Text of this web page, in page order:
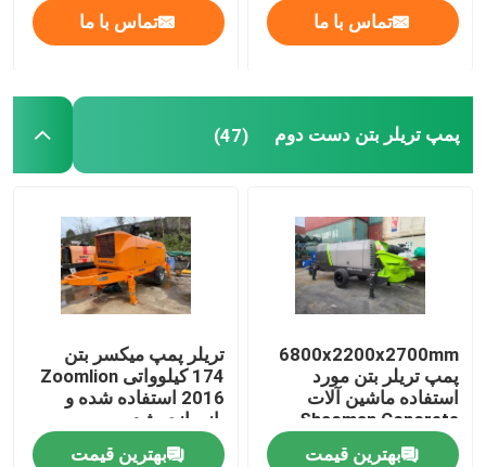
پمپ خط بتن استفاده شده
تاور کرین مستعمل
جرثقیل سوار کامیون بازسازی شده
کامیون های میکسر بتن بازسازی شده
پمپ تریلر بتن مرمت شده
کامیون پمپ بتن بازسازی شده
تماس با ما تماس با ما
پمپ تریلر بتن دست دوم (47)
6800x2200x2700mm
پمپ تریلر بتن مورد
استفاده ماشین آلات
Shacman Concrete
Refurbished
بهترین قیمت
تریلر پمپ میکسر بتن
174 کیلوواتی Zoomlion
2016 استفاده شده و
بازسازی شده
بهترین قیمت